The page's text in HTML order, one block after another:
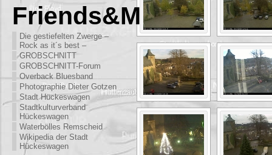
Friends&More
Die gestiefelten Zwerge –
Rock as it´s best –
GROBSCHNITT
GROBSCHNITT-Forum
Overback Bluesband
Photographie Dieter Gotzen
Stadt Hückeswagen
Stadtkulturverband
Hückeswagen
Waterbölles Remscheid
Wikipedia der Stadt
Hückeswagen